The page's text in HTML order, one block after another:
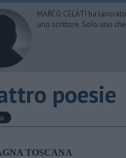
MARCO CELATI ha
uno scrittore. Solo uno
poesie
TOSCANA